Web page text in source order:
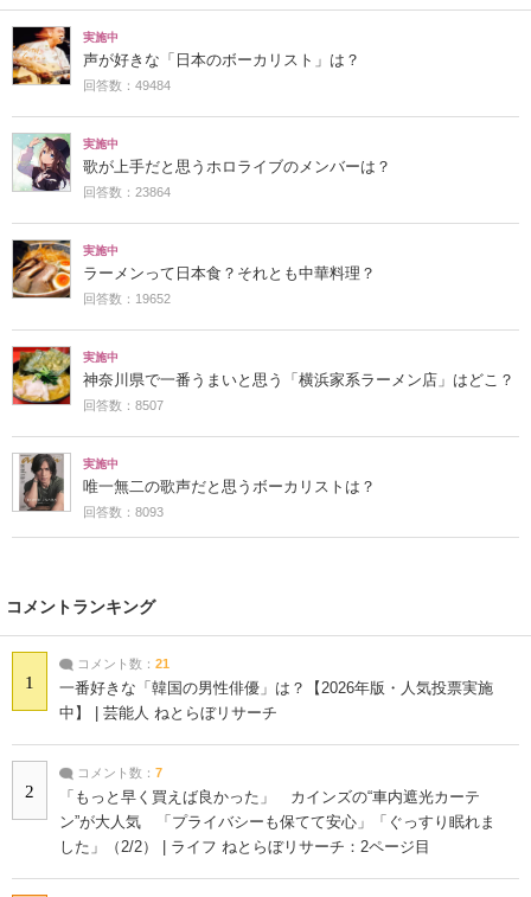
実施中
声が好きな「日本のボーカリスト」は？
回答数：49484
実施中
歌が上手だと思うホロライブのメンバーは？
回答数：23864
実施中
ラーメンって日本食？それとも中華料理？
回答数：19652
実施中
神奈川県で一番うまいと思う「横浜家系ラーメン店」はどこ？
回答数：8507
実施中
唯一無二の歌声だと思うボーカリストは？
回答数：8093
コメントランキング
1
コメント数： 21
一番好きな「韓国の男性俳優」は？【2026年版・人気投票実施
中】 | 芸能人 ねとらぼリサーチ
2
コメント数： 7
「もっと早く買えば良かった」 カインズの“車内遮光カーテ
ン”が大人気 「プライバシーも保てて安心」「ぐっすり眠れま
した」（2/2） | ライフ ねとらぼリサーチ：2ページ目